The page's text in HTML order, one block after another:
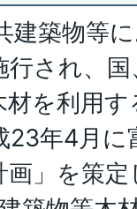
建築物等
され、
を利用
23年4月に
」を策